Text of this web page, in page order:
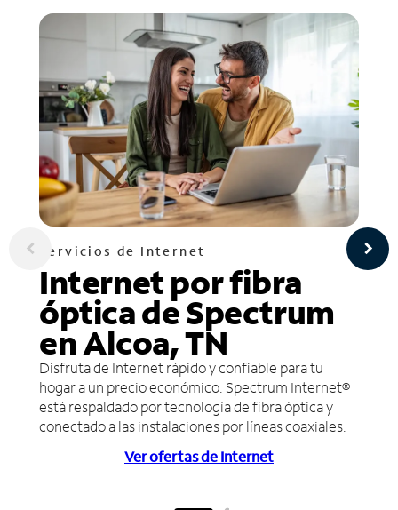
Servicios de Internet
Internet por fibra
óptica de Spectrum
en Alcoa, TN
Disfruta de Internet rápido y confiable para tu
hogar a un precio económico. Spectrum Internet®
está respaldado por tecnología de fibra óptica y
conectado a las instalaciones por líneas coaxiales.
Ver ofertas de Internet